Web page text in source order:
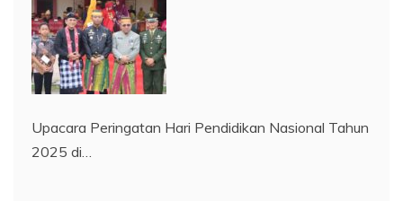
Upacara Peringatan Hari Pendidikan Nasional Tahun
2025 di…